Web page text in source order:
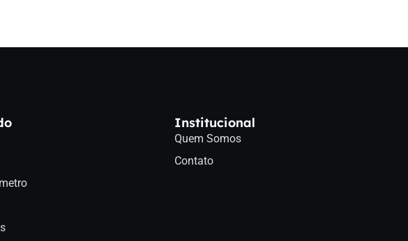
Institucional
Quem Somos
Contato